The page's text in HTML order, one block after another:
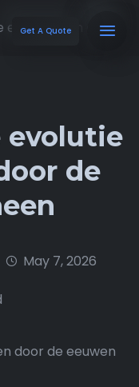
Get A Quote
evolutie van go ...
evolutie
de
May 7, 2026
door de eeuwen